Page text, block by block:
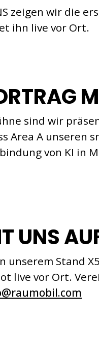
zeigen wir die
ihn live vor Ort.
sind wir
Area A
von KI in
UNS
unserem Stand
live vor Ort.